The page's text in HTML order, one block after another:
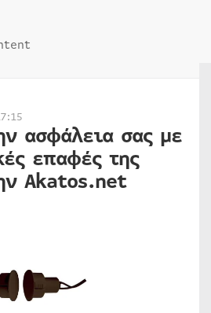
ασφάλεια σας με
επαφές της
Akatos.net